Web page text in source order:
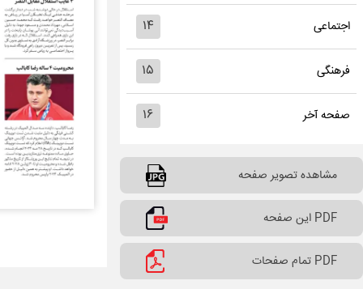
اجتماعی ۱۴
فرهنگی ۱۵
صفحه آخر ۱۶
مشاهده تصویر صفحه
PDF این صفحه
PDF تمام صفحات